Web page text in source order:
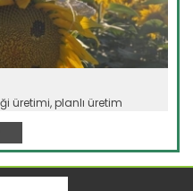
üretimi, planlı üretim